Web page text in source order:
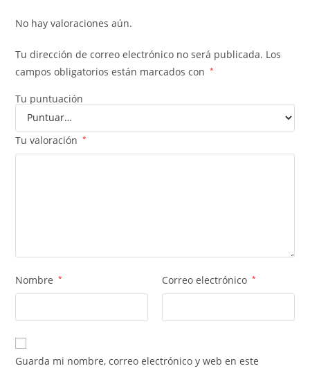
No hay valoraciones aún.
Tu dirección de correo electrónico no será publicada. Los
campos obligatorios están marcados con
*
Tu puntuación
Tu valoración *
Nombre * Correo electrónico *
Guarda mi nombre, correo electrónico y web en este